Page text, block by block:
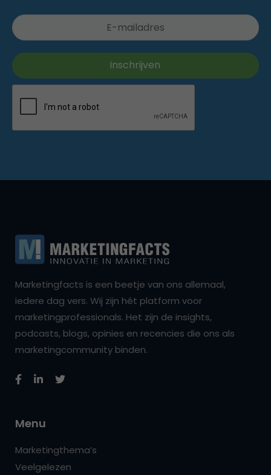
Marketingfacts is een beetje van ons allemaal,
iedere dag vers. Wij zijn hét platform voor
marketingprofessionals. Het zijn de insights,
podcasts, blogs, opinies en recencies die ons als
marketingcommunity binden.
Menu
Marketingthema’s
Veelgelezen